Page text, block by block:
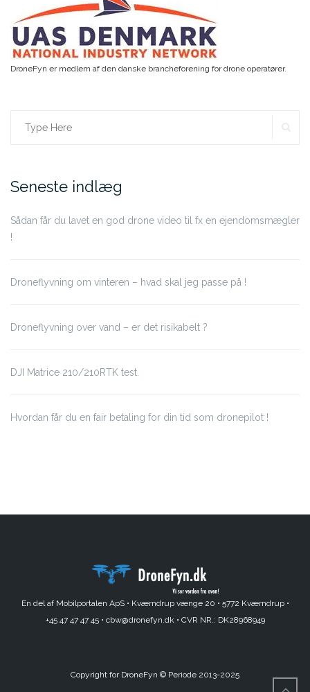
DroneFyn er medlem af den danske brancheforening for drone operatører.
Search
Seneste indlæg
Sådan får du lavet en god drone video til fx en ejendomsmægler
!
Droneflyvning om vinteren – hvad skal jeg passe på !
Droneflyvning over vand – er det risikabelt ?
DJI Matrice 210/210RTK test.
Hvordan får du en fair betaling for din tid som dronepilot !
En del af Mobilportalen ApS • Kværndrup vænge 20 • 5772 Kværndrup •
+45 47 47 47 45 • cbw@dronefyn.dk • CVR NR.: DK28968949
Copyright for DroneFyn © Periode 2013-2025